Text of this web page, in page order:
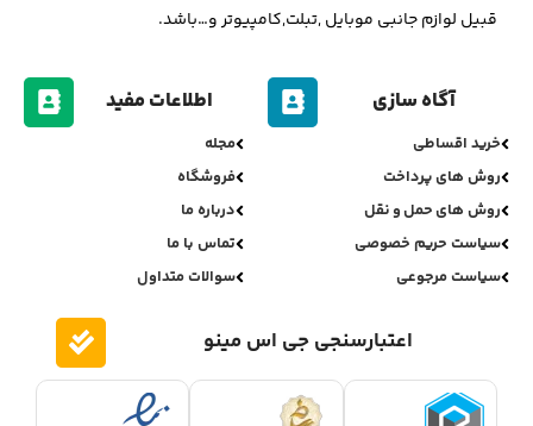
قبیل لوازم جانبی موبایل ,تبلت,کامپیوتر و…باشد.
آگاه سازی
خرید اقساطی
روش های پرداخت
روش های حمل و نقل
سیاست حریم خصوصی
سیاست مرجوعی
اطلاعات مفید
مجله
فروشگاه
درباره ما
تماس با ما
سوالات متداول
اعتبارسنجی جی اس مینو